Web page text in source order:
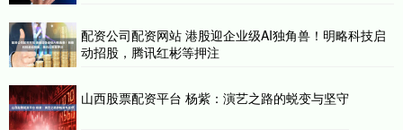
配资公司配资网站 港股迎企业级AI独角兽！明略科技启
动招股，腾讯红彬等押注
山西股票配资平台 杨紫：演艺之路的蜕变与坚守